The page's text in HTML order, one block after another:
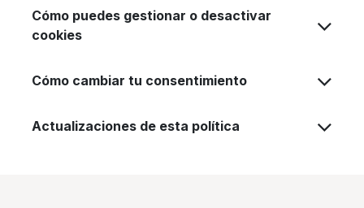
Cómo puedes gestionar o desactivar
cookies
Cómo cambiar tu consentimiento
Actualizaciones de esta política